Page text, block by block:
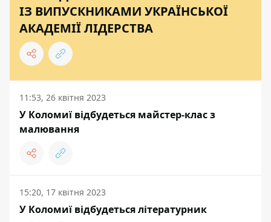
ІЗ ВИПУСКНИКАМИ УКРАЇНСЬКОЇ
АКАДЕМІЇ ЛІДЕРСТВА
11:53, 26 квітня 2023
У Коломиї відбудеться майстер-клас з
малювання
15:20, 17 квітня 2023
У Коломиї відбудеться літературник